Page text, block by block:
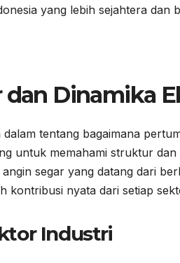
yang lebih sejahtera dan
Dinamika
dalam tentang bagaimana
untuk memahami struktur
segar yang datang dari
kontribusi nyata dari setiap
Industri